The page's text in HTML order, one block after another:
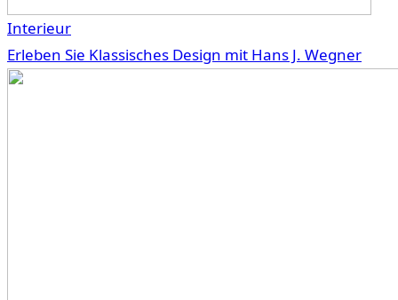
Interieur
Erleben Sie Klassisches Design mit Hans J. Wegner